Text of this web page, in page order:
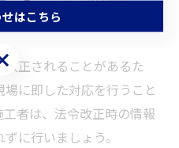
あるため注意が必要で
正されることがあるた
に即した対応を行うこと
者は、法令改正時の情報
に行いましょう。
はこちら
はこちら